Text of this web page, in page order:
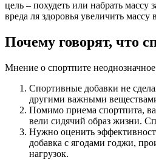
цель – похудеть или набрать
вреда ля здоровья увеличить
Почему говорят, что
Мнение о спортпите
Спортивные добавки не
другими важными
Помимо приема спортпита,
вели сидячий образ жизни.
Нужно оценить
добавка с ягодами годжи,
нагрузок.